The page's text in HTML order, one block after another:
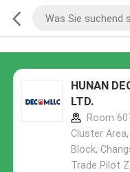
HUNAN
LTD.
Room
Cluster
Block,
Trade Pilot